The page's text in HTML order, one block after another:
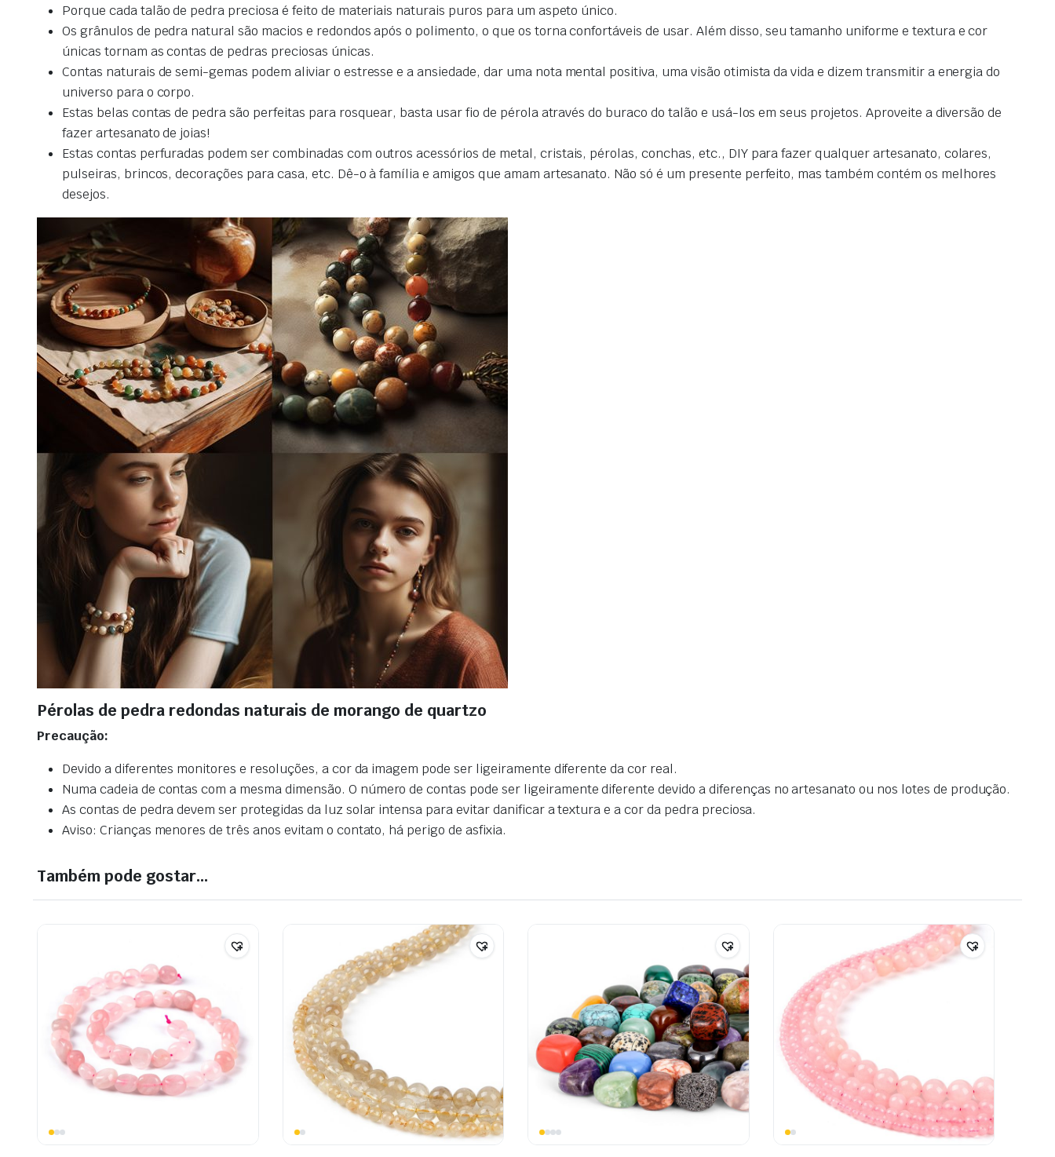
Porque cada talão de pedra preciosa é feito de materiais naturais puros para um aspeto único.
Os grânulos de pedra natural são macios e redondos após o polimento, o que os torna confortáveis de usar. Além disso, seu tamanho uniforme e textura e cor
únicas tornam as contas de pedras preciosas únicas.
Contas naturais de semi-gemas podem aliviar o estresse e a ansiedade, dar uma nota mental positiva, uma visão otimista da vida e dizem transmitir a energia do
universo para o corpo.
Estas belas contas de pedra são perfeitas para rosquear, basta usar fio de pérola através do buraco do talão e usá-los em seus projetos. Aproveite a diversão de
fazer artesanato de joias!
Estas contas perfuradas podem ser combinadas com outros acessórios de metal, cristais, pérolas, conchas, etc., DIY para fazer qualquer artesanato, colares,
pulseiras, brincos, decorações para casa, etc. Dê-o à família e amigos que amam artesanato. Não só é um presente perfeito, mas também contém os melhores
desejos.
Pérolas de pedra redondas naturais de morango de quartzo
Precaução:
Devido a diferentes monitores e resoluções, a cor da imagem pode ser ligeiramente diferente da cor real.
Numa cadeia de contas com a mesma dimensão. O número de contas pode ser ligeiramente diferente devido a diferenças no artesanato ou nos lotes de produção.
As contas de pedra devem ser protegidas da luz solar intensa para evitar danificar a textura e a cor da pedra preciosa.
Aviso: Crianças menores de três anos evitam o contato, há perigo de asfixia.
Também pode gostar…